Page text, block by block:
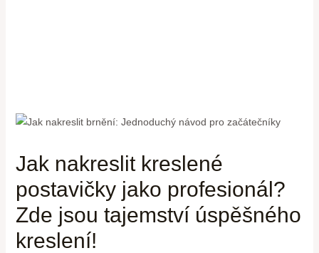
Jak nakreslit kreslené
postavičky jako profesionál?
Zde jsou tajemství úspěšného
kreslení!